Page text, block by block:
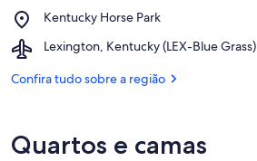
Farm
Kentucky Horse Park
Place,
Horse
Lexington, Kentucky (LEX-Blue Grass)
Airport,
Kentucky
Confira tudo sobre a região
Quartos e camas